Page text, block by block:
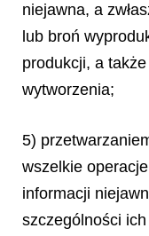
niejawna, a
lub broń
produkcji, a
wytworzenia;
5)
wszelkie
informacji
szczególności